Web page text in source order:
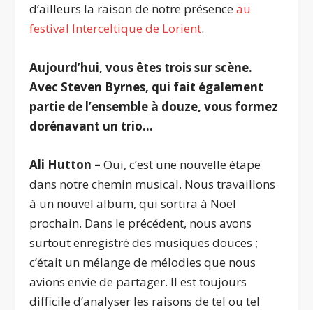
d’ailleurs la raison de notre présenceau
festival Interceltique de Lorient.
Aujourd’hui, vous êtes trois sur scène.
Avec Steven Byrnes, qui fait également
partie de l’ensemble à douze, vous formez
dorénavant un trio…
Ali Hutton – Oui, c’est une nouvelle étape
dans notre chemin musical. Nous travaillons
à un nouvel album, qui sortira à Noël
prochain. Dans le précédent, nous avons
surtout enregistré des musiques douces ;
c’était un mélange de mélodies que nous
avions envie de partager. Il est toujours
difficile d’analyser les raisons de tel ou tel